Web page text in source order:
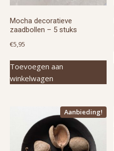
Mocha decoratieve
zaadbollen – 5 stuks
€5,95
Toevoegen aan
winkelwagen
Aanbieding!